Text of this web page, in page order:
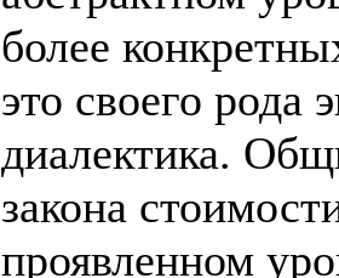
более
это своего рода
диалектика.
закона
проявленном